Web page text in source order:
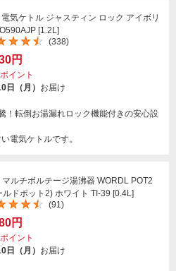
電気ケトル ジャスティン ロック アイボリ
[1.2L]
(338)
円
ポイント
日（月） お届け
！転倒お湯漏れロック機能付きの安心設
電気ケトルです。
マルチボルテージ湯沸器 WORDL POT2
ルドポット2) ホワイト TI-39 [0.4L]
(91)
円
ポイント
日（月） お届け